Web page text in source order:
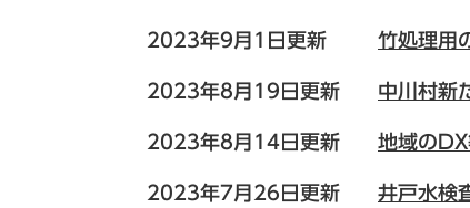
2023年9月1日更新 竹処理用
2023年8月19日更新 中川村新
2023年8月14日更新 地域の
2023年7月26日更新 井戸水検